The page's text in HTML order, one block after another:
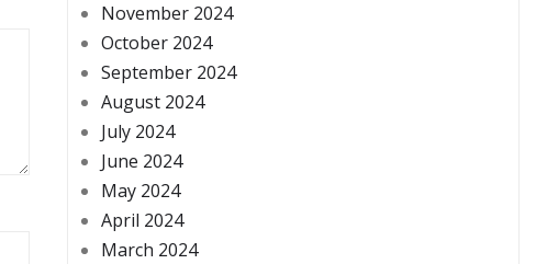
November 2024
October 2024
September 2024
August 2024
July 2024
June 2024
May 2024
April 2024
March 2024